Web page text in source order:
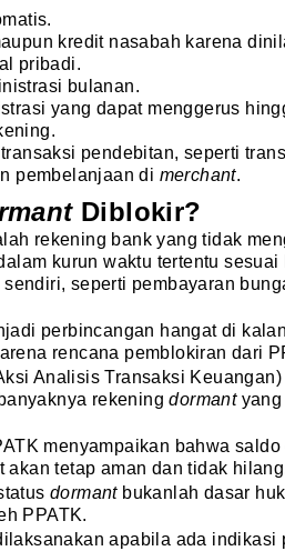
kredit nasabah karena
pribadi.
bulanan.
yang dapat menggerus
pendebitan, seperti
pembelanjaan di merchant.
Diblokir?
rekening bank yang tidak
kurun waktu tertentu sesuai
seperti pembayaran
perbincangan hangat di
rencana pemblokiran dari
Analisis Transaksi
rekeningdormant yang
menyampaikan bahwa
tetap aman dan tidak
dormant bukanlah dasar
PPATK.
apabila ada indikasi